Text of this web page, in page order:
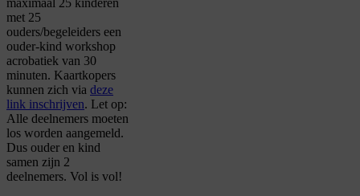
maximaal 25 kinderen
met 25
ouders/begeleiders een
ouder-kind workshop
acrobatiek van 30
minuten. Kaartkopers
kunnen zich via deze
link inschrijven. Let op:
Alle deelnemers moeten
los worden aangemeld.
Dus ouder en kind
samen zijn 2
deelnemers. Vol is vol!